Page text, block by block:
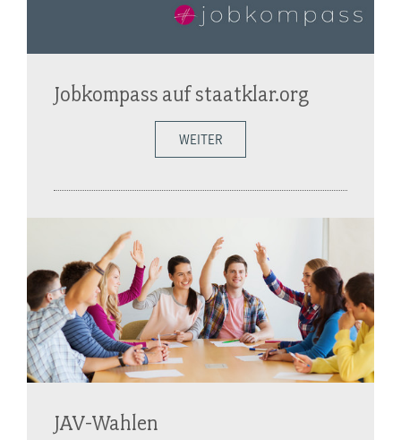
Jobkompass auf staatklar.org
WEITER
JAV-Wahlen